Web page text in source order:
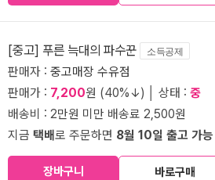
[중고] 푸른 늑대의 파수꾼 소득공제
판매자 : 중고매장 수유점
판매가 : 7,200원 (40%↓) │ 상태 : 중
배송비 : 2만원 미만 배송료 2,500원
지금 택배로 주문하면 8월 10일 출고 가능
장바구니 바로구매